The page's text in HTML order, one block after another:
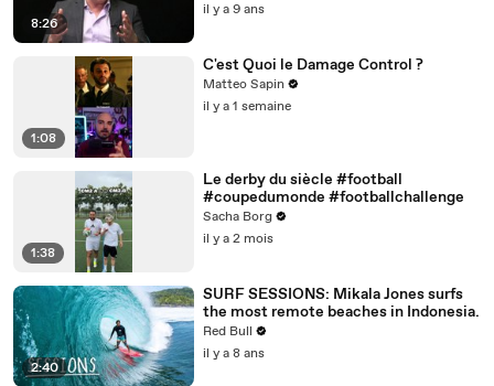
8:26
il y a 9 ans
1:08
C'est Quoi le Damage Control ?
Matteo Sapin
il y a 1 semaine
1:38
Le derby du siècle #football
#coupedumonde #footballchallenge
Sacha Borg
il y a 2 mois
2:40
SURF SESSIONS: Mikala Jones surfs
the most remote beaches in Indonesia.
Red Bull
il y a 8 ans